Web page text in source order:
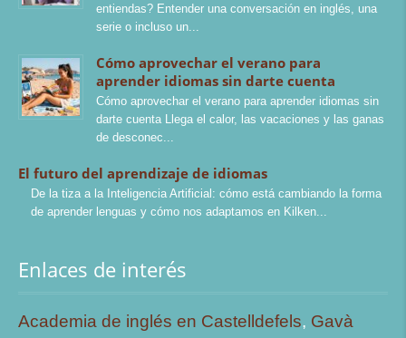
entiendas? Entender una conversación en inglés, una
serie o incluso un
Cómo aprovechar el verano para
aprender idiomas sin darte cuenta
Cómo aprovechar el verano para aprender idiomas sin
darte cuenta Llega el calor, las vacaciones y las ganas
de desconec
El futuro del aprendizaje de idiomas
De la tiza a la Inteligencia Artificial: cómo está cambiando la forma
de aprender lenguas y cómo nos adaptamos en Kilken
Enlaces de interés
Academia de inglés en Castelldefels, Gavà